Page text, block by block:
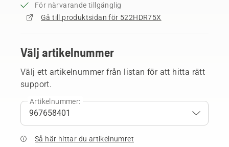
För närvarande tillgänglig
Gå till produktsidan för 522HDR75X
Välj artikelnummer
Välj ett artikelnummer från listan för att hitta rätt
support.
Artikelnummer:
Så här hittar du artikelnumret